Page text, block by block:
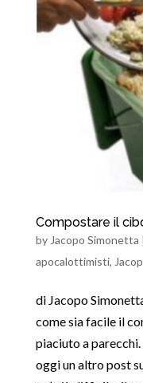
Compostare il
by Jacopo Simonetta |
apocalottimisti,
di Jacopo
come sia facile il
piaciuto a
oggi un altro post